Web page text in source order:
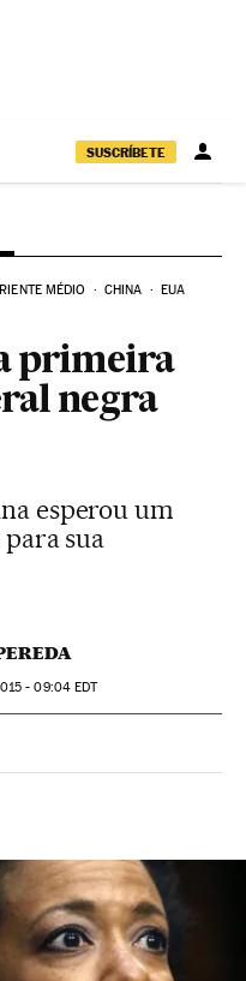
SUSCRÍBETE
MÉDIO CHINA EUA
primeira
negra
esperou um
sua
- 09:04EDT